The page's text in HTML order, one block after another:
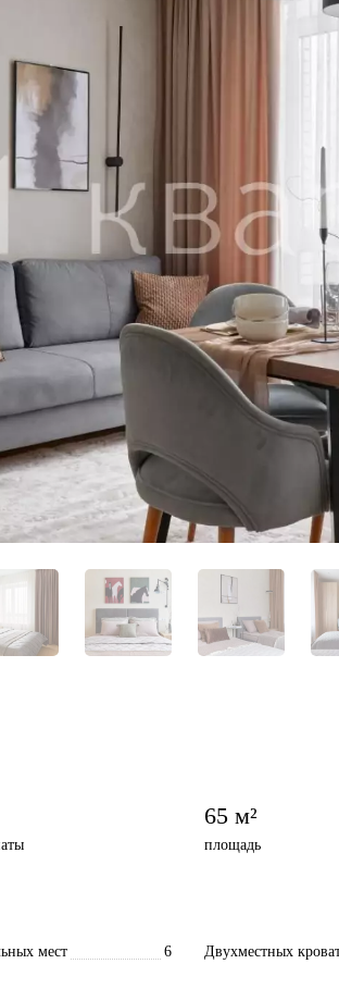
65 м²
площадь
мест 6 Двухместных